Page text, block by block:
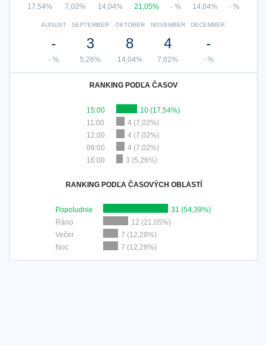
17,54% 7,02% 14,04% 21,05% - % 14,04% - %
AUGUST
-
- %
SEPTEMBER
3
5,26%
OKTÓBER
8
14,04%
NOVEMBER
4
7,02%
DECEMBER.
-
- %
RANKING PODĽA ČASOV
15:00
10 (17,54%)
11:00
4 (7,02%)
12:00
4 (7,02%)
09:00
4 (7,02%)
16:00
3 (5,26%)
RANKING PODĽA ČASOVÝCH OBLASTÍ
Popoludnie
31 (54,39%)
Ráno
12 (21,05%)
Večer
7 (12,28%)
Noc
7 (12,28%)